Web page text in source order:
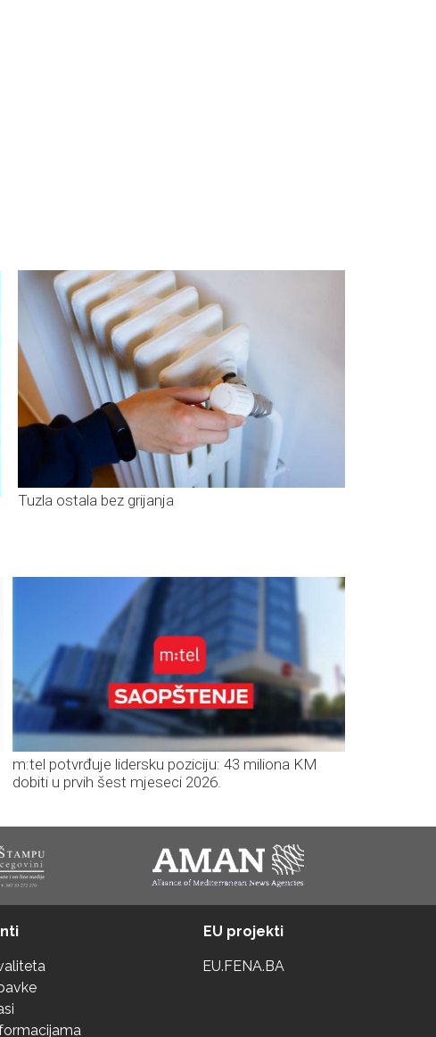
Tuzla ostala bez grijanja
m:tel potvrđuje lidersku poziciju: 43 miliona KM
dobiti u prvih šest mjeseci 2026.
EU projekti
EU.FENA.BA